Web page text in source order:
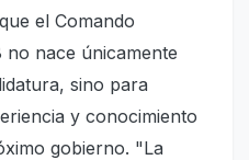
el Comando
no nace únicamente
sino para
y conocimiento
gobierno. "La